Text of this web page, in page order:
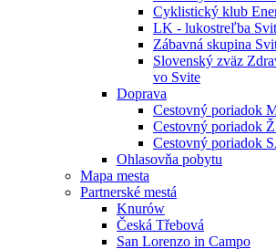
Cyklistický klub
LK - lukostreľba Svit
Zábavná skupina
Slovenský zväz
vo Svite
Doprava
Cestovný poriadok
Cestovný poriadok
Cestovný poriadok
Ohlasovňa pobytu
Mapa mesta
Partnerské mestá
Knurów
Česká Třebová
San Lorenzo in Campo